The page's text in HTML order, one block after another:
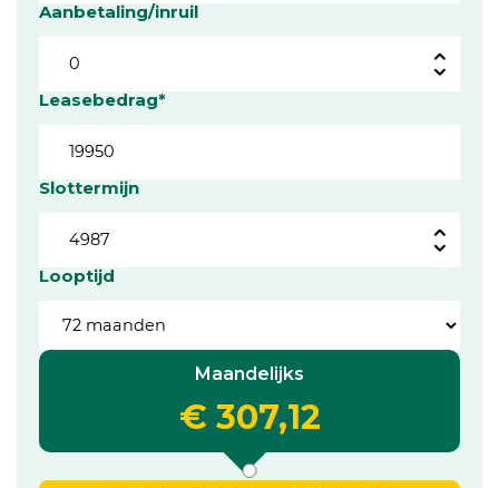
Aanbetaling/inruil
Leasebedrag*
Slottermijn
Looptijd
Maandelijks
€ 307,12